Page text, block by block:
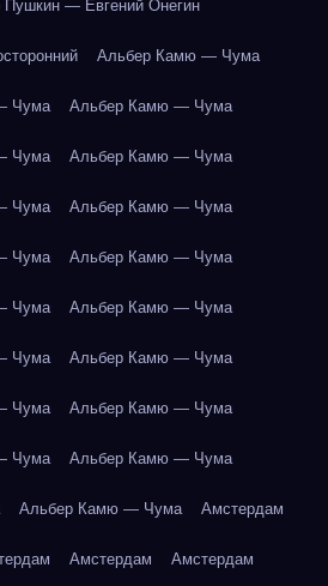
Пушкин — Евгений Онегин
Альбер Камю — Чума
Чума Альбер Камю — Чума
Чума Альбер Камю — Чума
Чума Альбер Камю — Чума
Чума Альбер Камю — Чума
Чума Альбер Камю — Чума
Чума Альбер Камю — Чума
Чума Альбер Камю — Чума
Чума Альбер Камю — Чума
Альбер Камю — Чума Амстердам
Амстердам Амстердам